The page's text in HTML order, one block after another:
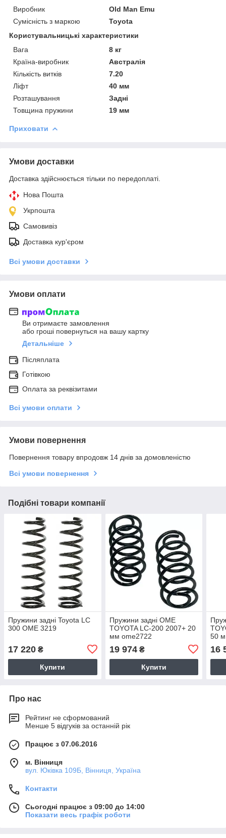
Виробник
Old Man Emu
Сумісність з маркою
Toyota
Користувальницькі характеристики
Вага
8 кг
Країна-виробник
Австралія
Кількість витків
7.20
Ліфт
40 мм
Розташування
Задні
Товщина пружини
19 мм
Приховати
Умови доставки
Доставка здійснюється тільки по передоплаті.
Нова Пошта
Укрпошта
Самовивіз
Доставка кур'єром
Всі умови доставки
Умови оплати
Ви отримаєте замовлення
або гроші повернуться на вашу картку
Детальніше
Післяплата
Готівкою
Оплата за реквізитами
Всі умови оплати
Умови повернення
Повернення товару впродовж 14 днів за домовленістю
Всі умови повернення
Подібні товари компанії
Пружини задні Toyota LC
300 OME 3219
17 220 ₴
Купити
Пружини задні OME
TOYOTA LC-200 2007+ 20
мм ome2722
19 974₴
Купити
50
16
Про нас
Рейтинг не сформований
Менше 5 відгуків за останній рік
Працює з 07.06.2016
м. Вінниця
вул. Юківка 109Б, Вінниця, Україна
Контакти
Сьогодні працює з 09:00 до 14:00
Показати весь графік роботи